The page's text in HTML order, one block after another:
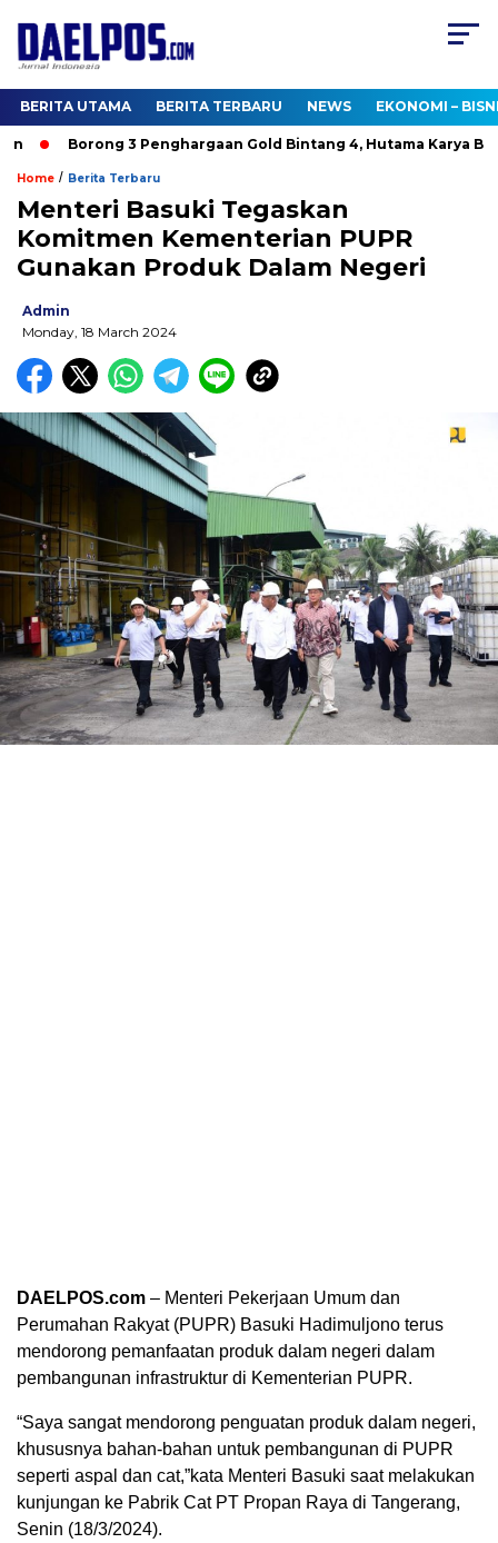
BERITA UTAMA BERITA TERBARU NEWS EKONOMI –
Borong 3 Penghargaan Gold Bintang 4, Hutama Karya
Home / Berita Terbaru
Menteri Basuki Tegaskan
Komitmen Kementerian PUPR
Gunakan Produk Dalam Negeri
Admin
Monday, 18 March 2024
DAELPOS.com – Menteri Pekerjaan Umum dan
Perumahan Rakyat (PUPR) Basuki Hadimuljono terus
mendorong pemanfaatan produk dalam negeri dalam
pembangunan infrastruktur di Kementerian PUPR.
“Saya sangat mendorong penguatan produk dalam negeri,
khususnya bahan-bahan untuk pembangunan di PUPR
seperti aspal dan cat,”kata Menteri Basuki saat melakukan
kunjungan ke Pabrik Cat PT Propan Raya di Tangerang,
Senin (18/3/2024).